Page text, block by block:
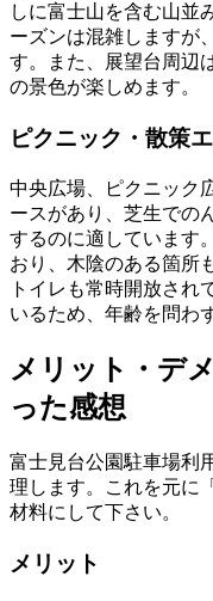
しに富士山を含む山並
ーズンは混雑しますが
す。また、展望台周辺
の景色が楽しめます。
ピクニック・散策
中央広場、ピクニック
ースがあり、芝生での
するのに適しています
おり、木陰のある箇所
トイレも常時開放され
いるため、年齢を問わ
メリット・デ
った感想
富士見台公園駐車場利
理します。これを元に
材料にして下さい。
メリット